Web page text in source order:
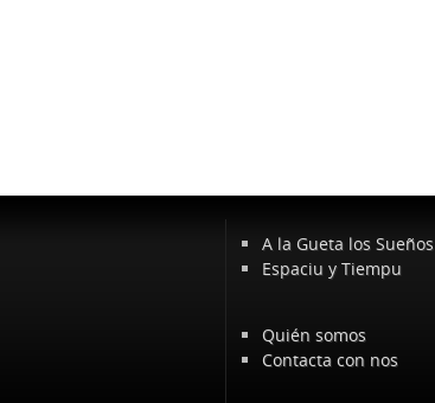
A la Gueta los Sueños
Espaciu y Tiempu
Quién somos
Contacta con nos